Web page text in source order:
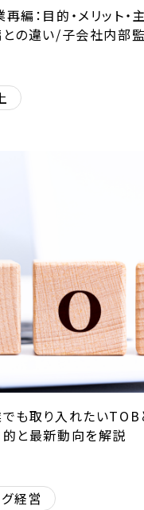
編：目的・メリット
の違い/子会社内部監
も取り入れたいTOB
と最新動向を解説
経営